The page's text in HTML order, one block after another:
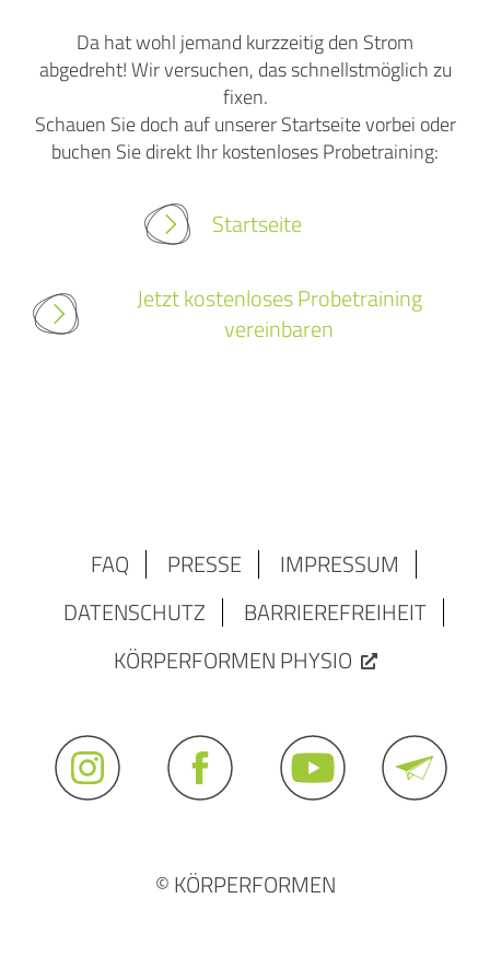
Da hat wohl jemand kurzzeitig den Strom
abgedreht! Wir versuchen, das schnellstmöglich zu
fixen.
Schauen Sie doch auf unserer Startseite vorbei oder
buchen Sie direkt Ihr kostenloses Probetraining:
Startseite
Jetzt kostenloses Probetraining
vereinbaren
FAQ PRESSE
IMPRESSUM
DATENSCHUTZ
BARRIEREFREIHEIT
KÖRPERFORMEN PHYSIO
© KÖRPERFORMEN